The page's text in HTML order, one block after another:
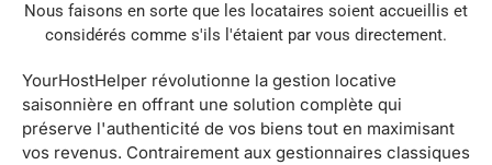
Nous faisons en sorte que les locataires soient accueillis et
considérés comme s'ils l'étaient par vous directement.
YourHostHelper révolutionne la gestion locative
saisonnière en offrant une solution complète qui
préserve l'authenticité de vos biens tout en maximisant
vos revenus. Contrairement aux gestionnaires classiques